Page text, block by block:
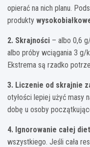
opierać na nich planu.
produkty
2. Skrajności – albo 0,6
albo próby wciągania 3
Ekstrema są rzadko
3. Liczenie od skrajnie
otyłości lepiej użyć masy
dobę u osoby
4. Ignorowanie całej
wszystkiego. Jeśli cała